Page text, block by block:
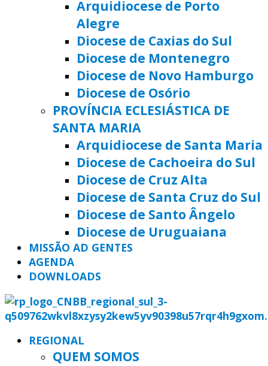
Arquidiocese de Porto
Alegre
Diocese de Caxias do Sul
Diocese de Montenegro
Diocese de Novo Hamburgo
Diocese de Osório
PROVÍNCIA ECLESIÁSTICA DE
SANTA MARIA
Arquidiocese de Santa Maria
Diocese de Cachoeira do Sul
Diocese de Cruz Alta
Diocese de Santa Cruz do Sul
Diocese de Santo Ângelo
Diocese de Uruguaiana
MISSÃO AD GENTES
AGENDA
DOWNLOADS
REGIONAL
QUEM SOMOS